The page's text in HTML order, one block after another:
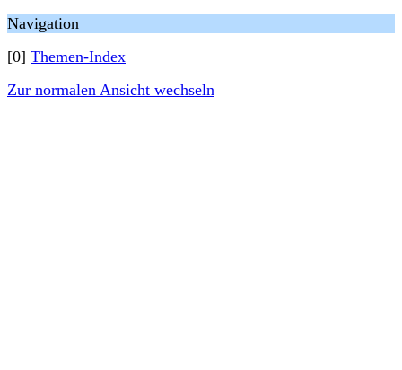
Navigation
[0] Themen-Index
Zur normalen Ansicht wechseln